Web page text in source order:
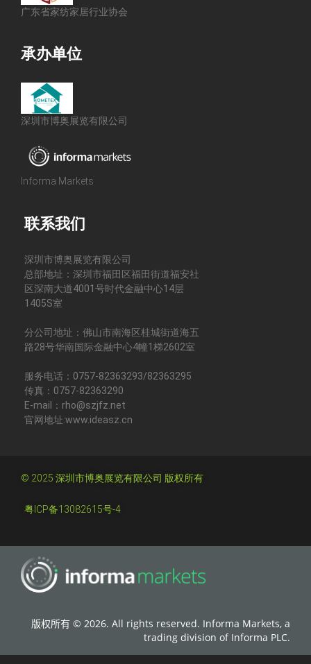
广东省家纺家居行业协会
承办单位
深圳市博奥展览有限公司
Informa Markets
联系我们
深圳市博奥展览有限公司
总部地址：深圳市福田区福田街道福安社
区深南大道4001号时代金融中心14层
1405S室
分公司地址：佛山市南海区桂城街道海五
路28号华南国际金融中心4幢1梯2602室
服务电话：0757-82363293/82363295
传真：0757-82363290
E-mail：rho@szjfz.net
官网地址:www.ideasz.cn
© 2025 深圳市博奥展览有限公司 版权所有
粤ICP备13082615号-4
版权所有 © 2026. All rights reserved. Informa Markets, a
trading division of Informa PLC.